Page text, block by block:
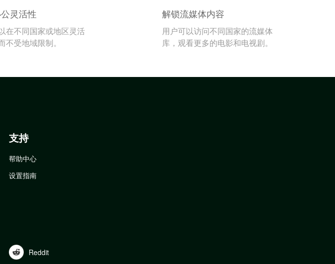
灵活性
在不同国家或地区灵活
不受地域限制。
解锁流媒体内容
用户可以访问不同国家的流媒体
库，观看更多的电影和电视剧。
支持
帮助中心
设置指南
Reddit